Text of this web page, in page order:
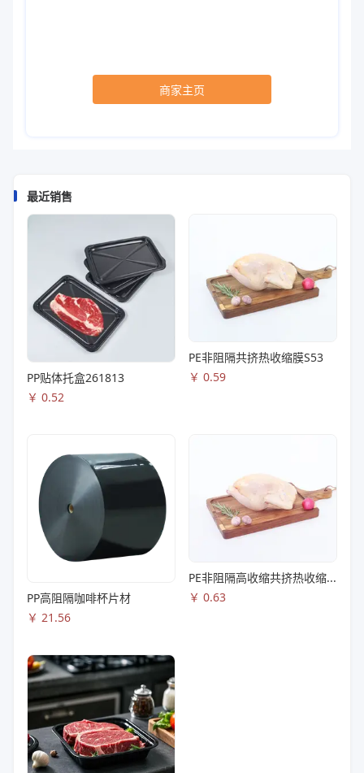
商家主页
最近销售
PP贴体托盒261813
￥ 0.52
PE非阻隔共挤热收缩膜S53
￥ 0.59
PP高阻隔咖啡杯片材
￥ 21.56
PE非阻隔高收缩共挤热收缩膜S83
￥ 0.63